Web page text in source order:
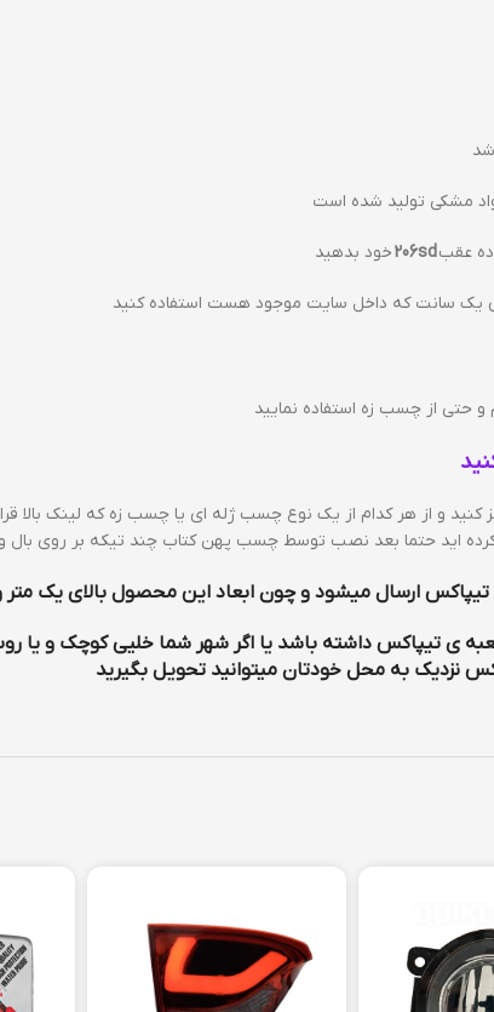
مشکی تولید شده است
عقب206sdخود بدهید
یک سانت که داخل سایت موجود هست استفاده کنید
حتی از چسب زه استفاده نمایید
کرده اید حتما بعد نصب توسط چسب پهن کتاب چند تیکه بر روی
ارسال میشود و چون ابعاد این محصول بالای یک
ی تیپاکس داشته باشد یا اگر شهر شما خلیی کوچک و یا
نزدیک به محل خودتان میتوانید تحویل بگیرید